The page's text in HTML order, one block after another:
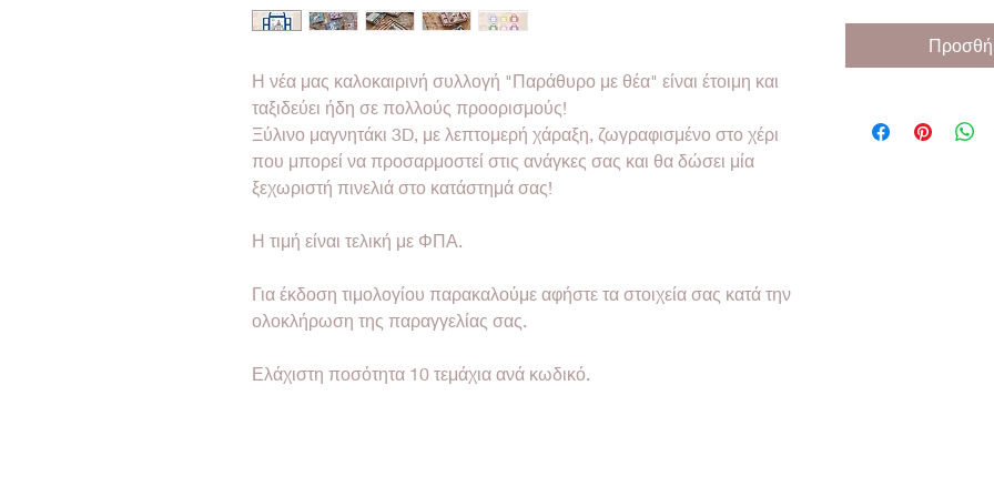
Η νέα μας καλοκαιρινή συλλογή "Παράθυρο με θέα" είναι έτοιμη και
ταξιδεύει ήδη σε πολλούς προορισμούς!
Ξύλινο μαγνητάκι 3D, με λεπτομερή χάραξη, ζωγραφισμένο στο χέρι
που μπορεί να προσαρμοστεί στις ανάγκες σας και θα δώσει μία
ξεχωριστή πινελιά στο κατάστημά σας!
Η τιμή είναι τελική με ΦΠΑ.
Για έκδοση τιμολογίου παρακαλούμε αφήστε τα στοιχεία σας κατά την
ολοκλήρωση της παραγγελίας σας.
Ελάχιστη ποσότητα 10 τεμάχια ανά κωδικό.